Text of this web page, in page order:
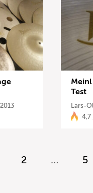
Test
Lars-
4,7
2 … 5